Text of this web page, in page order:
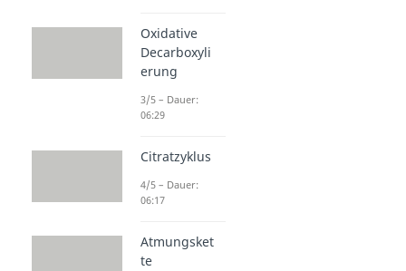
Oxidative
Decarboxyli
erung
3/5 – Dauer:
06:29
Citratzyklus
4/5 – Dauer:
06:17
Atmungsket
te